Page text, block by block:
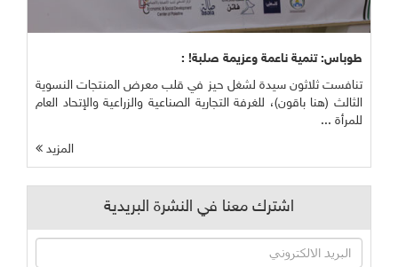
طوباس: تنمية ناعمة وعزيمة صلبة! :
تنافست ثلاثون سيدة لشغل حيز في قلب معرض المنتجات النسوية
الثالث (هنا باقون)، للغرفة التجارية الصناعية والزراعية والإتحاد العام
للمرأة ...
المزيد
اشترك معنا في النشرة البريدية